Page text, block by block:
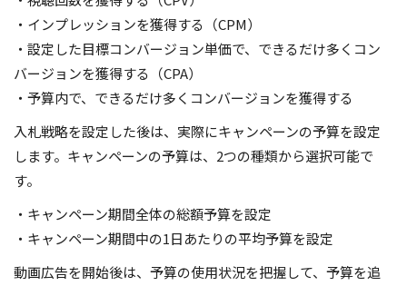
・インプレッションを獲得する（CPM）
・設定した目標コンバージョン単価で、できるだけ多くコン
バージョンを獲得する（CPA）
・予算内で、できるだけ多くコンバージョンを獲得する
入札戦略を設定した後は、実際にキャンペーンの予算を設定
します。キャンペーンの予算は、2つの種類から選択可能で
す。
・キャンペーン期間全体の総額予算を設定
・キャンペーン期間中の1日あたりの平均予算を設定
動画広告を開始後は、予算の使用状況を把握して、予算を追